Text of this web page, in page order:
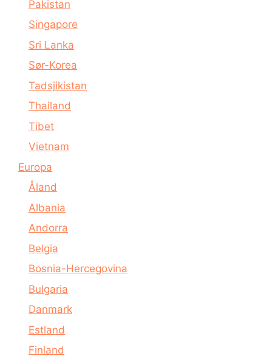
Pakistan
Singapore
Sri Lanka
Sør-Korea
Tadsjikistan
Thailand
Tibet
Vietnam
Europa
Åland
Albania
Andorra
Belgia
Bosnia-Hercegovina
Bulgaria
Danmark
Estland
Finland